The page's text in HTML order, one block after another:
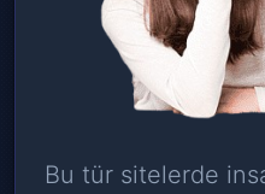
Bu tür sitelerde